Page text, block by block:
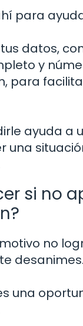
para
datos,
y
para
ayuda a
una
si no
no
desanimes.
una